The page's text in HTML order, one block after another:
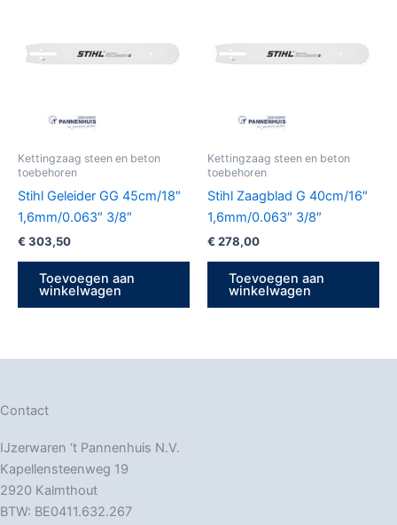
Kettingzaag steen en beton
toebehoren
Stihl Geleider GG 45cm/18″
1,6mm/0.063″ 3/8″
€ 303,50
Toevoegen aan
winkelwagen
Kettingzaag steen en beton
toebehoren
Stihl Zaagblad G 40cm/16″
1,6mm/0.063″ 3/8″
€ 278,00
Toevoegen aan
winkelwagen
Contact
IJzerwaren ‘t Pannenhuis N.V.
Kapellensteenweg 19
2920 Kalmthout
BTW: BE0411.632.267